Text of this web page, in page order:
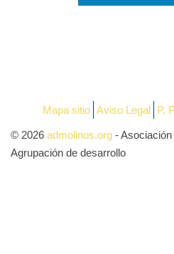
Mapa sitio Aviso Legal P.
© 2026 admolinos.org -
Agrupación de desarrollo